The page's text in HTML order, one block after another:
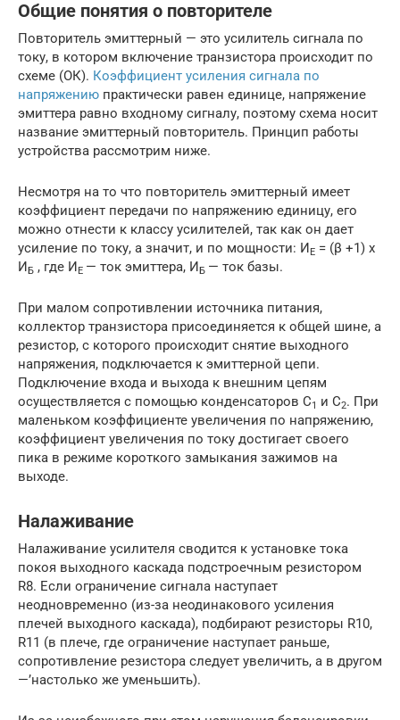
Общие понятия о повторителе
Повторитель эмиттерный — это усилитель сигнала по
току, в котором включение транзистора происходит по
схеме (ОК). Коэффициент усиления сигнала по
напряжению практически равен единице, напряжение
эмиттера равно входному сигналу, поэтому схема носит
название эмиттерный повторитель. Принцип работы
устройства рассмотрим ниже.
Несмотря на то что повторитель эмиттерный имеет
коэффициент передачи по напряжению единицу, его
можно отнести к классу усилителей, так как он дает
усиление по току, а значит, и по мощности: ИЕ = (β +1) х
ИБ , где ИЕ — ток эмиттера, ИБ — ток базы.
При малом сопротивлении источника питания,
коллектор транзистора присоединяется к общей шине, а
резистор, с которого происходит снятие выходного
напряжения, подключается к эмиттерной цепи.
Подключение входа и выхода к внешним цепям
осуществляется с помощью конденсаторов С1 и С2. При
маленьком коэффициенте увеличения по напряжению,
коэффициент увеличения по току достигает своего
пика в режиме короткого замыкания зажимов на
выходе.
Налаживание
Налаживание усилителя сводится к установке тока
покоя выходного каскада подстроечным резистором
R8. Если ограничение сигнала наступает
неодновременно (из-за неодинакового усиления
плечей выходного каскада), подбирают резисторы R10,
R11 (в плече, где ограничение наступает раньше,
сопротивление резистора следует увеличить, а в другом
—’настолько же уменьшить).